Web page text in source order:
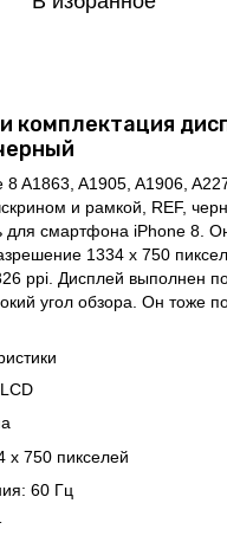
комплектация
A1863, A1905, A1906,
и рамкой, REF,
для смартфона iPhone 8.
1334 x 750
ppi. Дисплей выполнен
угол обзора. Он тоже
x 750 пикселей
60 Гц